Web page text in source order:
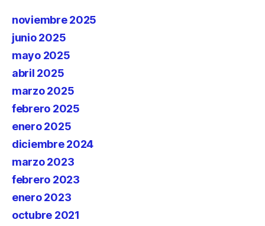
noviembre 2025
junio 2025
mayo 2025
abril 2025
marzo 2025
febrero 2025
enero 2025
diciembre 2024
marzo 2023
febrero 2023
enero 2023
octubre 2021